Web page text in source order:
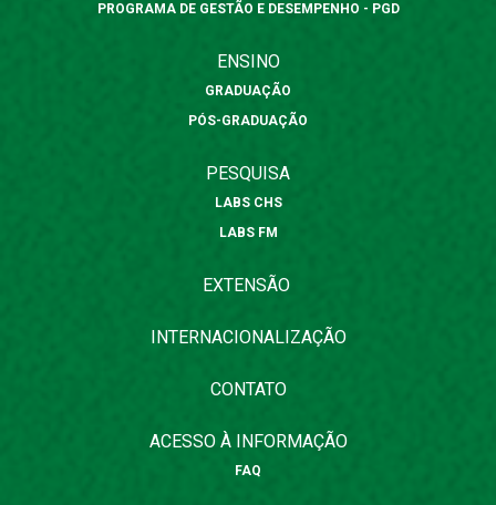
PROGRAMA DE GESTÃO E DESEMPENHO - PGD
ENSINO
GRADUAÇÃO
PÓS-GRADUAÇÃO
PESQUISA
LABS CHS
LABS FM
EXTENSÃO
INTERNACIONALIZAÇÃO
CONTATO
ACESSO À INFORMAÇÃO
FAQ